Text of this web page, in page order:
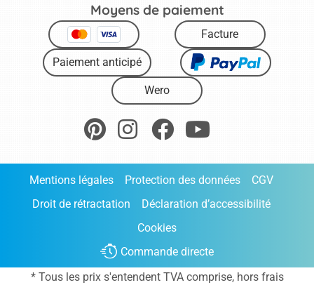
Moyens de paiement
Facture
Paiement anticipé
Wero
Mentions légales Protection des données
CGV
Droit de rétractation
Déclaration d’accessibilité
Cookies
Commande directe
* Tous les prix s'entendent TVA comprise, hors frais